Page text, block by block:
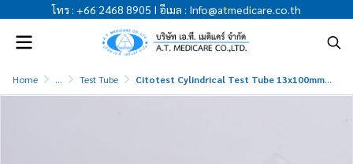
โทร : +66 2468 8905 I อีเมล : Info@atmedicare.co.th
Home ... Test Tube Citotest Cylindrical Test Tube 13x100mm PP